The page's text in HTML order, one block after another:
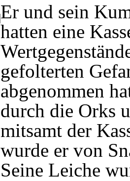
Er und sein
hatten eine
gefolterten
abgenommen
durch die Orks
mitsamt der
wurde er von
Seine Leiche